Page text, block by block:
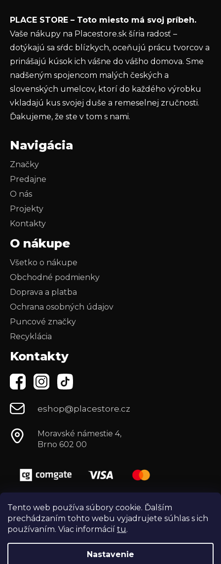
Tento web používa súbory cookie. Ďalším
prechádzaním tohto webu vyjadrujete súhlas s ich
používaním. Viac informácií tu.
Nastavenie
ochrany osobných údajov
PRIHLÁSIŤ SA
PLACE STORE – Toto miesto má svoj príbeh.
Vaše nákupy na Placestore.sk šíria radosť –
dotýkajú sa sŕdc blízkych, oceňujú prácu tvorcov a
prinášajú kúsok ich vášne do vášho domova. Sme
nadšeným spojencom malých českých a
slovenských umelcov, ktorí do každého výrobku
vkladajú kus svojej duše a remeselnej zručnosti.
Ďakujeme, že ste v tom s nami.
Navigácia
Značky
Predajne
O nás
Projekty
Kontakty
O nákupe
Všetko o nákupe
Obchodné podmienky
Doprava a platba
Ochrana osobných údajov
Puncové značky
Recyklácia
Kontakty
eshop@placestore.cz
Moravské námestie 4,
Brno 602 00